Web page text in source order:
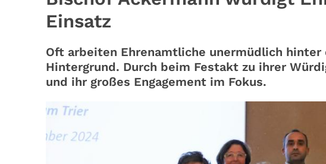
Einsatz
Oft arbeiten Ehrenamtliche unermüdlich
Hintergrund. Durch beim Festakt zu ihrer
und ihr großes Engagement im Fokus.